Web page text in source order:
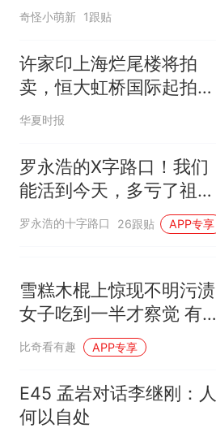
充满爱！
奇怪小萌新 1跟贴
许家印上海烂尾楼将拍
卖，恒大虹桥国际起拍价
超78亿元
华夏时报
罗永浩的X字路口！我们
能活到今天，多亏了祖传
的势利眼
罗永浩的十字路口 26跟贴 APP专享
雪糕木棍上惊现不明污渍
女子吃到一半才察觉 有黑
色斑痕疑似发霉
比奇看有趣 APP专享
E45 孟岩对话李继刚：人
何以自处